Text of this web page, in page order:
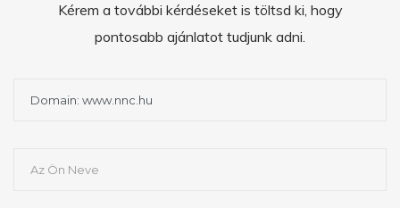
Kérem a további kérdéseket is töltsd ki, hogy
pontosabb ajánlatot tudjunk adni.